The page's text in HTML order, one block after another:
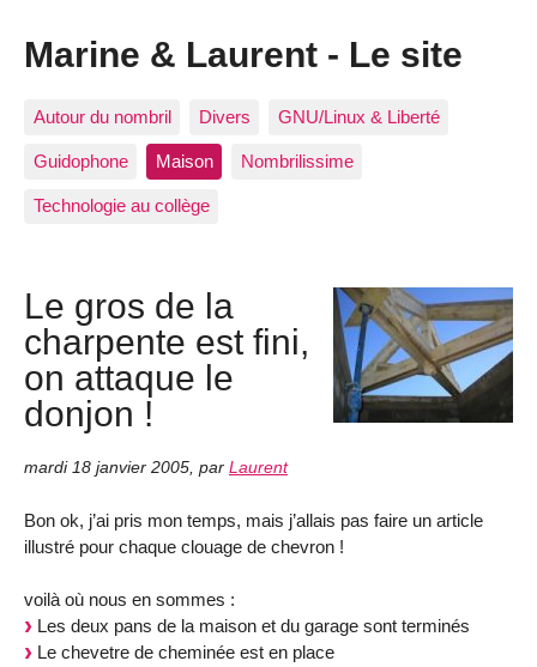
Marine & Laurent - Le site
Autour du nombril Divers GNU/Linux & Liberté
Guidophone Maison Nombrilissime
Technologie au collège
Le gros de la
charpente est fini,
on attaque le
donjon !
mardi 18 janvier 2005 par Laurent
Bon ok, j’ai pris mon temps, mais j’allais pas faire un article
illustré pour chaque clouage de chevron !
voilà où nous en sommes :
Les deux pans de la maison et du garage sont terminés
Le chevetre de cheminée est en place